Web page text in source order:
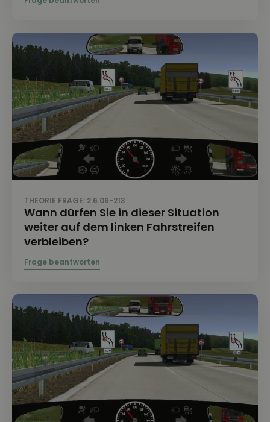
THEORIE FRAGE: 2.6.06-213
Wann dürfen Sie in dieser Situation
weiter auf dem linken Fahrstreifen
verbleiben?